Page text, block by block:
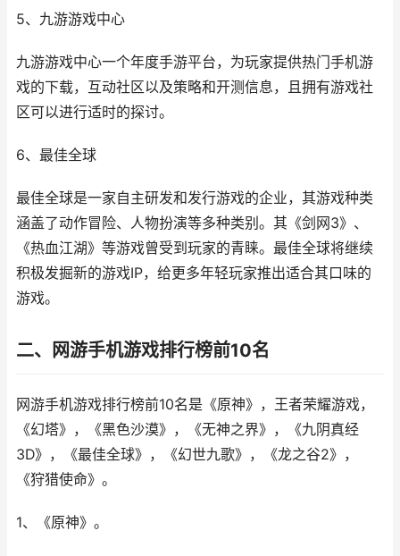
5、九游游戏中心
九游游戏中心一个年度手游平台，为玩家提供热门手机游
戏的下载，互动社区以及策略和开测信息，且拥有游戏社
区可以进行适时的探讨。
6、最佳全球
最佳全球是一家自主研发和发行游戏的企业，其游戏种类
涵盖了动作冒险、人物扮演等多种类别。其《剑网3》、
《热血江湖》等游戏曾受到玩家的青睐。最佳全球将继续
积极发掘新的游戏IP，给更多年轻玩家推出适合其口味的
游戏。
二、网游手机游戏排行榜前10名
网游手机游戏排行榜前10名是《原神》，王者荣耀游戏，
《幻塔》，《黑色沙漠》，《无神之界》，《九阴真经
3D》，《最佳全球》，《幻世九歌》，《龙之谷2》，
《狩猎使命》。
1、《原神》。